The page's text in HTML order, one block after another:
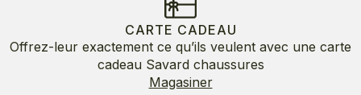
CARTE CADEAU
Offrez-leur exactement ce qu’ils veulent avec une carte
cadeau Savard chaussures
Magasiner